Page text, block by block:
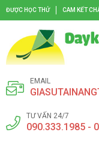
ĐƯỢC HỌC THỬ CAM KẾT
EMAIL
TƯ VẤN 24/7
090.333.1985 -